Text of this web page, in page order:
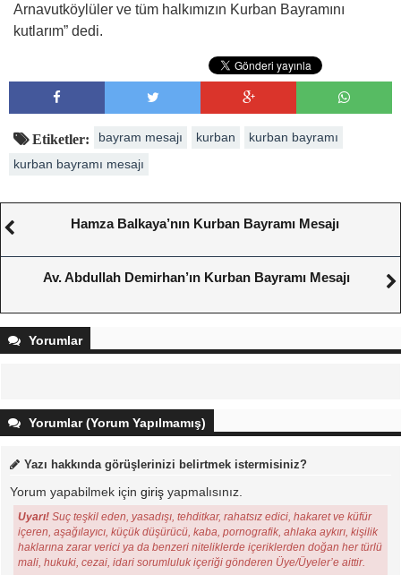
Arnavutköylüler ve tüm halkımızın Kurban Bayramını
kutlarım” dedi.
Etiketler: bayram mesajı kurban
kurban bayramı
kurban bayramı mesajı
Hamza Balkaya’nın Kurban Bayramı Mesajı
Av. Abdullah Demirhan’ın Kurban Bayramı Mesajı
Yorumlar
Yorumlar (Yorum Yapılmamış)
Yazı hakkında görüşlerinizi belirtmek istermisiniz?
Yorum yapabilmek için giriş yapmalısınız.
Uyarı! Suç teşkil eden, yasadışı, tehditkar, rahatsız edici, hakaret ve küfür
içeren, aşağılayıcı, küçük düşürücü, kaba, pornografik, ahlaka aykırı, kişilik
haklarına zarar verici ya da benzeri niteliklerde içeriklerden doğan her türlü
mali, hukuki, cezai, idari sorumluluk içeriği gönderen Üye/Üyeler’e aittir.